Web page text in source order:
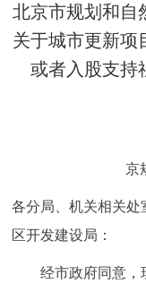
个人服务
政民互动
12345网上接诉即办
北京市规划和自
关于城市更新项
或者入股支持
京
各分局、机关相关
区开发建设局：
经市政府同意，现